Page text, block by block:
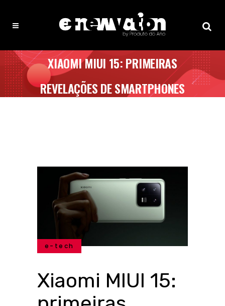
XIAOMI MIUI 15: PRIMEIRAS
REVELAÇÕES DE SMARTPHONES
e-tech
Xiaomi MIUI 15: